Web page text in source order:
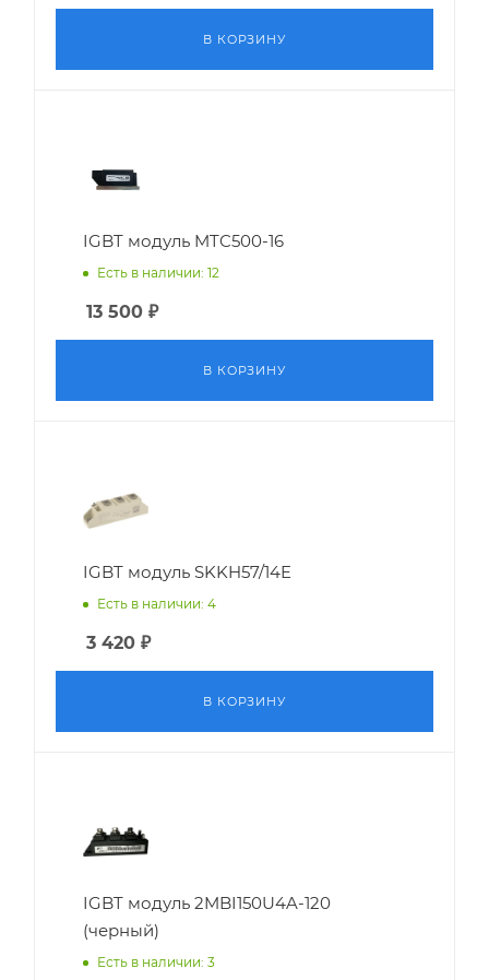
В КОРЗИНУ
IGBT модуль MTC500-16
Есть в наличии: 12
13 500 ₽
В КОРЗИНУ
IGBT модуль SKKH57/14E
Есть в наличии: 4
3 420 ₽
В КОРЗИНУ
IGBT модуль 2MBI150U4A-120
(черный)
Есть в наличии: 3